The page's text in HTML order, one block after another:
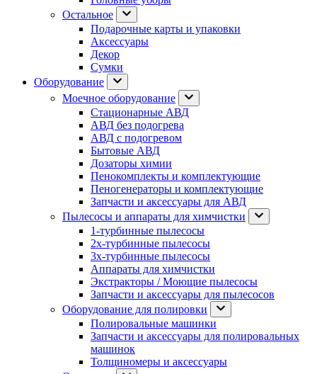
Остальное
Подарочные карты и упаковки
Аксессуары
Декор
Сумки
Оборудование
Моечное оборудование
Стационарные АВД
АВД без подогрева
АВД с подогревом
Бытовые АВД
Дозаторы химии
Пенокомплекты и комплектующие
Пеногенераторы и комплектующие
Запчасти и аксессуары для АВД
Пылесосы и аппараты для химчистки
1-турбинные пылесосы
2х-турбинные пылесосы
3х-турбинные пылесосы
Аппараты для химчистки
Экстракторы / Моющие пылесосы
Запчасти и аксессуары для пылесосов
Оборудование для полировки
Полировальные машинки
Запчасти и аксессуары для полировальных
машинок
Толщиномеры и аксессуары